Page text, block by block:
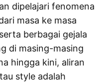
dipelajari fenomena
masa ke masa
berbagai gejala
di masing-masing
hingga kini, aliran
style adalah